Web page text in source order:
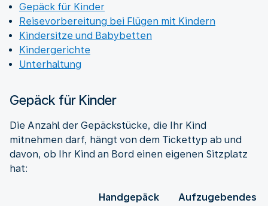
Gepäck für Kinder
Reisevorbereitung bei Flügen mit Kindern
Kindersitze und Babybetten
Kindergerichte
Unterhaltung
Gepäck für Kinder
Die Anzahl der Gepäckstücke, die Ihr Kind
mitnehmen darf, hängt von dem Tickettyp ab und
davon, ob Ihr Kind an Bord einen eigenen Sitzplatz
hat:
Handgepäck
Aufzugebendes